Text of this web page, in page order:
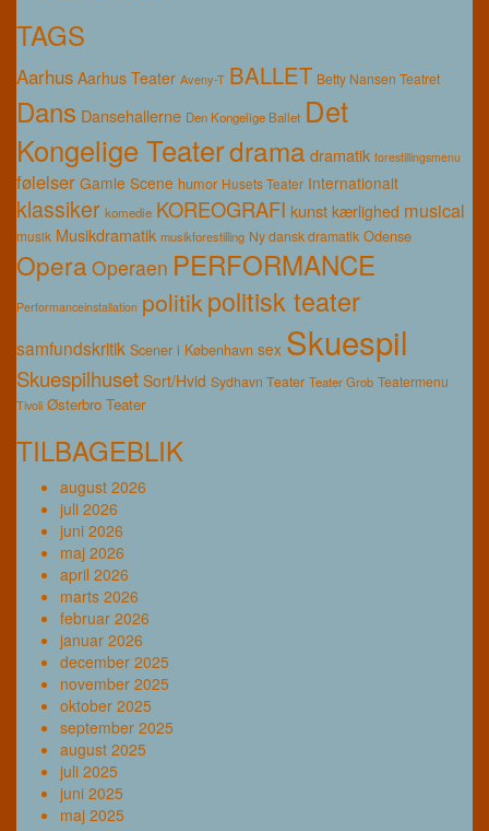
TAGS
Aarhus Aarhus Teater Aveny-T BALLET Betty Nansen Teatret
Dans Dansehallerne Den Kongelige Ballet Det
Kongelige Teaterdrama dramatik forestillingsmenu
følelser Gamle Scene humor Husets Teater Internationalt
klassiker komedie KOREOGRAFI kunst kærlighed musical
musik Musikdramatik musikforestilling Ny dansk dramatik Odense
Opera Operaen PERFORMANCE
Performanceinstallation politikpolitisk teater
samfundskritik Scener i København sex Skuespil
Skuespilhuset Sort/Hvid Sydhavn Teater Teater Grob Teatermenu
Tivoli Østerbro Teater
TILBAGEBLIK
august 2026
juli 2026
juni 2026
maj 2026
april 2026
marts 2026
februar 2026
januar 2026
december 2025
november 2025
oktober 2025
september 2025
august 2025
juli 2025
juni 2025
maj 2025